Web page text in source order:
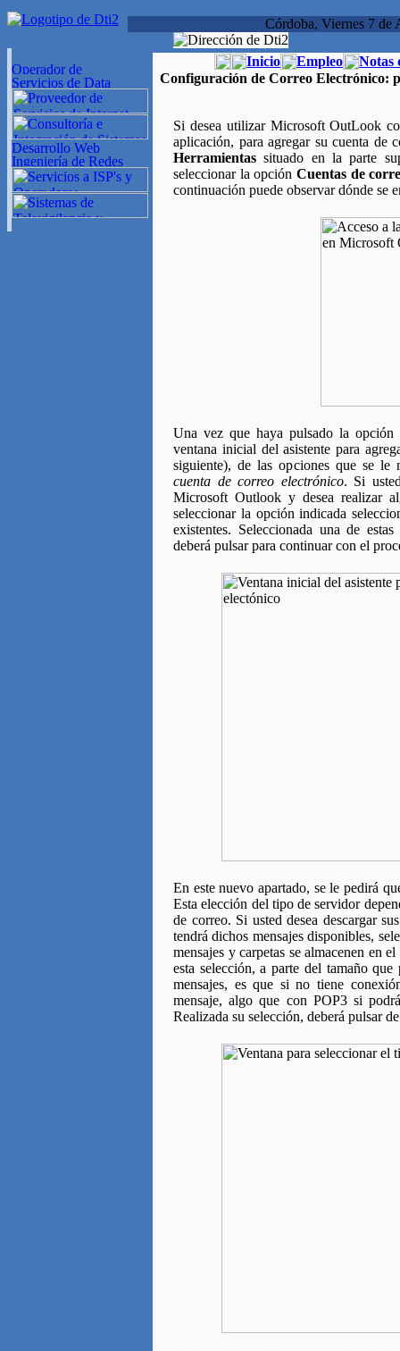
Córdoba, Viernes 7 de
Inicio Empleo
Notas
Configuración de Correo Electrónico:
Si desea utilizar Microsoft OutLook
aplicación, para agregar su cuenta de
Herramientas situado en la parte
seleccionar la opciónCuentas de
continuación puede observar dónde se
Una vez que haya pulsado la
ventana inicial del asistente para
siguiente), de las opciones que se le
cuenta de correo electrónico. Si
Microsoft Outlook y desea realizar
seleccionar la opción indicada
existentes. Seleccionada una de
deberá pulsar para continuar con el
En este nuevo apartado, se le pedirá
Esta elección del tipo de servidor
de correo. Si usted desea descargar
tendrá dichos mensajes disponibles,
mensajes y carpetas se almacenen en
esta selección, a parte del tamaño
mensajes, es que si no tiene
mensaje, algo que con POP3 si
Realizada su selección, deberá pulsar